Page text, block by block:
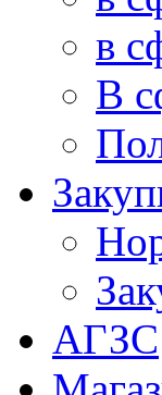
в
В
АГЗС